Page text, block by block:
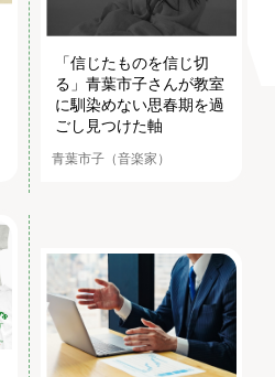
「信じたものを信じ切
る」青葉市子さんが教室
に馴染めない思春期を過
ごし見つけた軸
青葉市子（音楽家）